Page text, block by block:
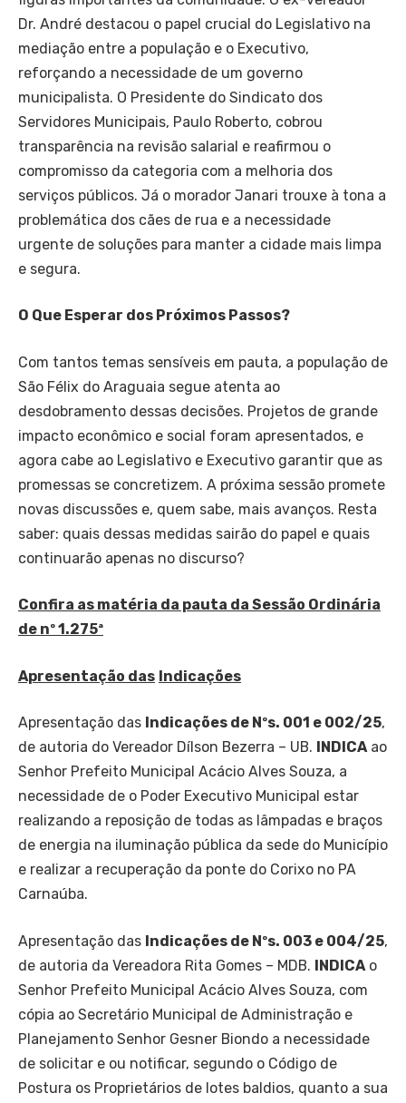
Dr. André destacou o papel crucial do Legislativo na
mediação entre a população e o Executivo,
reforçando a necessidade de um governo
municipalista. O Presidente do Sindicato dos
Servidores Municipais, Paulo Roberto, cobrou
transparência na revisão salarial e reafirmou o
compromisso da categoria com a melhoria dos
serviços públicos. Já o morador Janari trouxe à tona a
problemática dos cães de rua e a necessidade
urgente de soluções para manter a cidade mais limpa
e segura.
O Que Esperar dos Próximos Passos?
Com tantos temas sensíveis em pauta, a população de
São Félix do Araguaia segue atenta ao
desdobramento dessas decisões. Projetos de grande
impacto econômico e social foram apresentados, e
agora cabe ao Legislativo e Executivo garantir que as
promessas se concretizem. A próxima sessão promete
novas discussões e, quem sabe, mais avanços. Resta
saber: quais dessas medidas sairão do papel e quais
continuarão apenas no discurso?
Confira as matéria d a pauta da Sessão Ordinária
de nº 1.275ª
Apresentação das Indicações
Apresentação das Indicações de Nºs. 001 e 002/25,
de autoria do Vereador Dílson Bezerra – UB.
INDICAao
Senhor Prefeito Municipal Acácio Alves Souza, a
necessidade de o Poder Executivo Municipal estar
realizando a reposição de todas as lâmpadas e braços
de energia na iluminação pública da sede do Município
e realizar a recuperação da ponte do Corixo no PA
Carnaúba.
Apresentação das Indicações de Nºs. 003 e 004/25,
de autoria da Vereadora Rita Gomes – MDB. INDICAo
Senhor Prefeito Municipal Acácio Alves Souza, com
cópia ao Secretário Municipal de Administração e
Planejamento Senhor Gesner Biondo a necessidade
de solicitar e ou notificar, segundo o Código de
Postura os Proprietários de lotes baldios, quanto a sua